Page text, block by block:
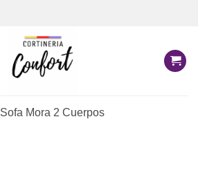
Sofa Mora 2 Cuerpos